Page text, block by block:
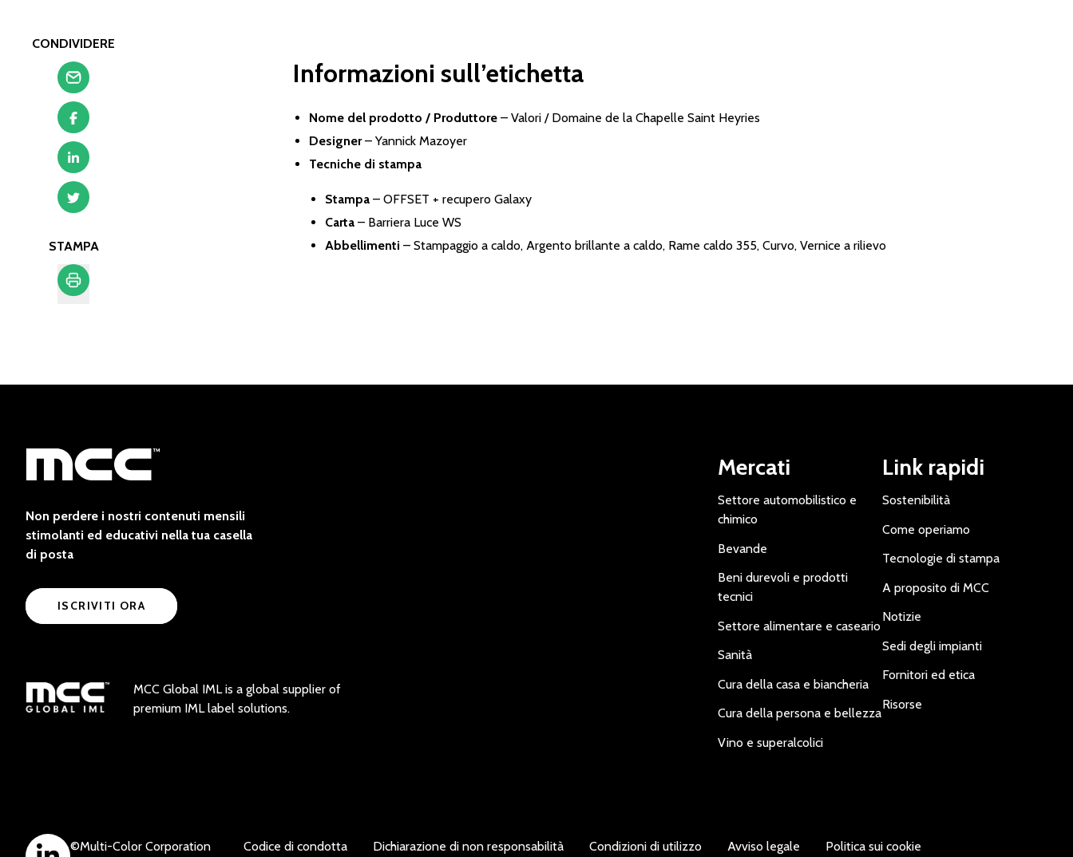
CONDIVIDERE
STAMPA
Informazioni sull’etichetta
Nome del prodotto / Produttore –Valori / Domaine de la Chapelle Saint Heyries
Designer– Yannick Mazoyer
Tecniche di stampa
Stampa – OFFSET + recupero Galaxy
Carta – Barriera Luce WS
Abbellimenti – Stampaggio a caldo, Argento brillante a caldo, Rame caldo 355, Curvo, Vernice a rilievo
Non perdere i nostri contenuti mensili
stimolanti ed educativi nella tua casella
di posta
ISCRIVITI ORA
MCC Global IML is a global supplier of
premium IML label solutions.
Mercati
Settore automobilistico e
chimico
Bevande
Beni durevoli e prodotti
tecnici
Settore alimentare e caseario
Sanità
Cura della casa e biancheria
Cura della persona e bellezza
Vino e superalcolici
Link rapidi
Sostenibilità
Come operiamo
Tecnologie di stampa
A proposito di MCC
Notizie
Sedi degli impianti
Fornitori ed etica
Risorse
©Multi-Color Corporation Codice di condotta Dichiarazione di non responsabilità Condizioni di utilizzo Avviso legale Politica sui cookie